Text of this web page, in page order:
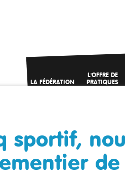
LA FÉDÉRATION
L'OFFRE DE
PRATIQUES
sportif,
de